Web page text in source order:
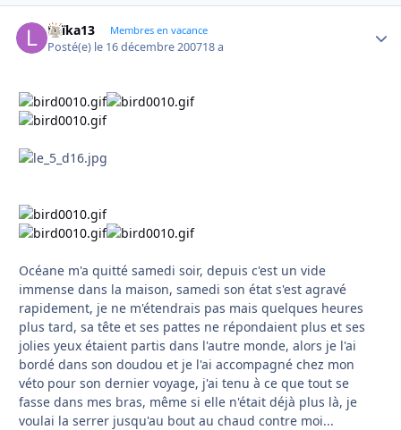
Laïka13 Membres en vacance
Posté(e) le 16 décembre 200718 a
Océane m'a quitté samedi soir, depuis c'est un vide
immense dans la maison, samedi son état s'est agravé
rapidement, je ne m'étendrais pas mais quelques heures
plus tard, sa tête et ses pattes ne répondaient plus et ses
jolies yeux étaient partis dans l'autre monde, alors je l'ai
bordé dans son doudou et je l'ai accompagné chez mon
véto pour son dernier voyage, j'ai tenu à ce que tout se
fasse dans mes bras, même si elle n'était déjà plus là, je
voulai la serrer jusqu'au bout au chaud contre moi...